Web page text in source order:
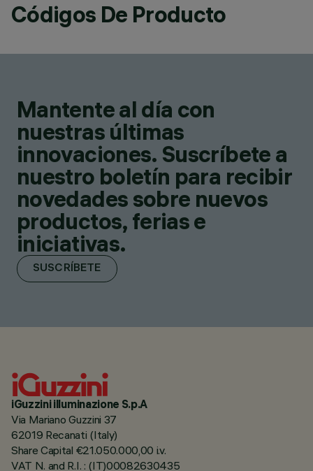
Códigos De Producto
Mantente al día con
nuestras últimas
innovaciones. Suscríbete a
nuestro boletín para recibir
novedades sobre nuevos
productos, ferias e
iniciativas.
SUSCRÍBETE
iGuzzini illuminazione S.p.A
Via Mariano Guzzini 37
62019 Recanati (Italy)
Share Capital €21.050.000,00 i.v.
VAT N. and R.I. : (IT)00082630435